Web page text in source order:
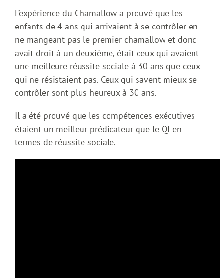
L’expérience du Chamallow a prouvé que les
enfants de 4 ans qui arrivaient à se contrôler en
ne mangeant pas le premier chamallow et donc
avait droit à un deuxième, était ceux qui avaient
une meilleure réussite sociale à 30 ans que ceux
qui ne résistaient pas. Ceux qui savent mieux se
contrôler sont plus heureux à 30 ans.
Il a été prouvé que les compétences exécutives
étaient un meilleur prédicateur que le QI en
termes de réussite sociale.